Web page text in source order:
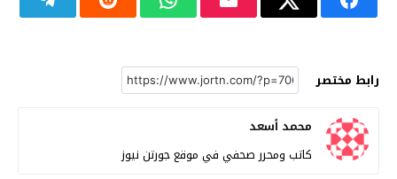
رابط مختصر
محمد أسعد
كاتب ومحرر صحفي في موقع جورتن نيوز